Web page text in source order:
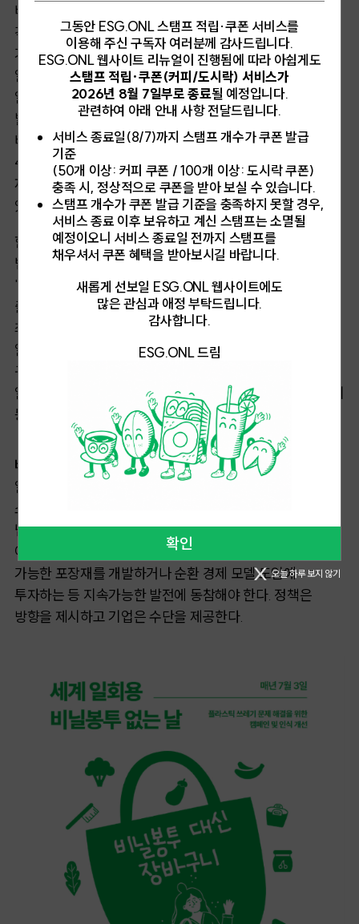
비닐봉투로 발생하는 환경문제를 해결하기 위해 세계
각국은 법적 규제 장치를 마련했다. 한국은 2019년 4월부터
기후에너환경부의 '재활용 폐기물 관리 강화 방안'의
일환으로 대형마트와 일정 규모 이상의 대형 슈퍼마켓에서
일회용 비닐봉투 사용을 전면 금지했다. 기후에너지환경부
발표에 따르면, 정책 시행 전인 2017년 대형 마트 내
비닐봉투 사용량은 1,596톤이었으나 4년 후인 2021년에는
466톤으로 감소했다고 한다. 일회용 비닐봉투의 자리는
재사용 종량제봉투나 장바구니, 종이봉투 등이 대체하고
있다.
한국이 일회용 비닐봉투 품목 위주의 규제라면, 해외는 규제
범위를 넓히는 방향으로 관리 중이다. EU가 2019년 발표한
'일회용 플라스틱 지침'에 따르면, 2030년까지 EU시장에
출시되는 모든 플라스틱병은 제조 시 재활용 플라스틱을
최소 30% 포함해야 한다. 뉴질랜드는 2019년 일회용 봉투,
일회용 비닐 쇼핑백 사용 금지를 시작으로 일회용 플라스틱
규제를 단계적으로 강화하고 있다. 2022년 10월 1일부터는
일회용 플라스틱 면봉, 음료 스틱, 폴리염화비닐(PVC) 용기
등 총 6가지 항목의 제조 및 판매가 금지됐다.
비닐봉투 없는 날, 하루에서 일상으로
일회용 비닐봉투 없는 날이 일상이 되기 위해서는
소비문화의 변화가 필요하다. 정부에서 개별 제품 규제를
넘어 장기적 감축 목표를 설정하고, 이를 뒷받침할 구체적인
이행 계획이 필요하다. 기업의 책임 역시 중요하다. 재사용
가능한 포장재를 개발하거나 순환 경제 모델 도입에
투자하는 등 지속가능한 발전에 동참해야 한다. 정책은
방향을 제시하고 기업은 수단을 제공한다.
그동안 ESG.ONL 스탬프 적립·쿠폰 서비스를
이용해 주신 구독자 여러분께 감사드립니다.
ESG.ONL 웹사이트 리뉴얼이 진행됨에 따라 아쉽게도
스탬프 적립·쿠폰(커피/도시락) 서비스가
2026년 8월 7일부로 종료될 예정입니다.
관련하여 아래 안내 사항 전달드립니다.
서비스 종료일(8/7)까지 스탬프 개수가 쿠폰 발급
기준
(50개 이상: 커피 쿠폰 / 100개 이상: 도시락 쿠폰)
충족 시, 정상적으로 쿠폰을 받아 보실 수 있습니다.
스탬프 개수가 쿠폰 발급 기준을 충족하지 못할 경우,
서비스 종료 이후 보유하고 계신 스탬프는 소멸될
예정이오니 서비스 종료일 전까지 스탬프를
채우셔서 쿠폰 혜택을 받아보시길 바랍니다.
새롭게 선보일 ESG.ONL 웹사이트에도
많은 관심과 애정 부탁드립니다.
감사합니다.
ESG.ONL 드림
확인
오늘 하루 보지 않기